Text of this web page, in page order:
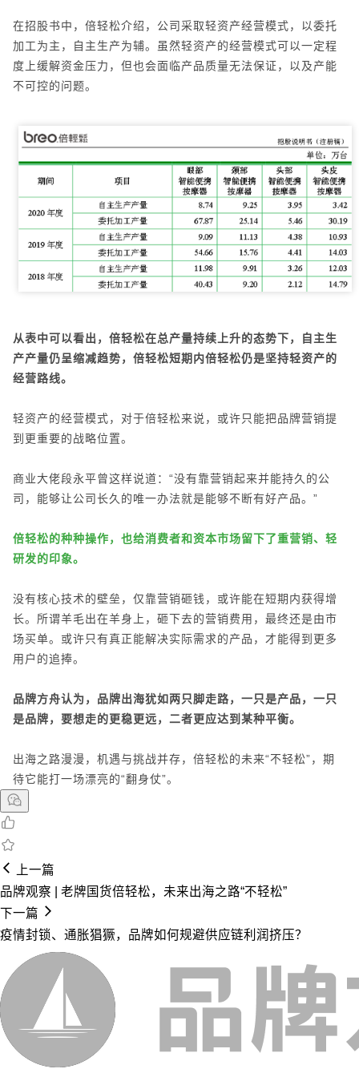
在招股书中，倍轻松介绍，公司采取轻资产经营模式，以委托
加工为主，自主生产为辅。虽然轻资产的经营模式可以一定程
度上缓解资金压力，但也会面临产品质量无法保证，以及产能
不可控的问题。
从表中可以看出，倍轻松在总产量持续上升的态势下，自主生
产产量仍呈缩减趋势，倍轻松短期内倍轻松仍是坚持轻资产的
经营路线。
轻资产的经营模式，对于倍轻松来说，或许只能把品牌营销提
到更重要的战略位置。
商业大佬段永平曾这样说道：“没有靠营销起来并能持久的公
司，能够让公司长久的唯一办法就是能够不断有好产品。”
倍轻松的种种操作，也给消费者和资本市场留下了重营销、轻
研发的印象。
没有核心技术的壁垒，仅靠营销砸钱，或许能在短期内获得增
长。所谓羊毛出在羊身上，砸下去的营销费用，最终还是由市
场买单。或许只有真正能解决实际需求的产品，才能得到更多
用户的追捧。
品牌方舟认为，品牌出海犹如两只脚走路，一只是产品，一只
是品牌，要想走的更稳更远，二者更应达到某种平衡。
出海之路漫漫，机遇与挑战并存，倍轻松的未来“不轻松”，期
待它能打一场漂亮的“翻身仗”。
上一篇
品牌观察 | 老牌国货倍轻松，未来出海之路“不轻松”
下一篇
疫情封锁、通胀猖獗，品牌如何规避供应链利润挤压？